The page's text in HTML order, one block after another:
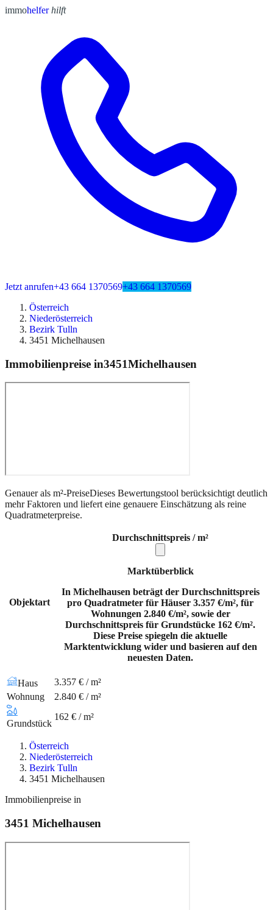
immohelfer hilft
Jetzt anrufen+43 664 1370569+43 664 1370569
Österreich
Niederösterreich
Bezirk Tulln
3451 Michelhausen
Immobilienpreise in3451Michelhausen
Genauer als m²-PreiseDieses Bewertungstool berücksichtigt deutlich
mehr Faktoren und liefert eine genauere Einschätzung als reine
Quadratmeterpreise.
Objektart
Durchschnittspreis / m²
Marktüberblick
In Michelhausen beträgt der Durchschnittspreis
pro Quadratmeter für Häuser 3.357 €/m², für
Wohnungen 2.840 €/m², sowie der
Durchschnittspreis für Grundstücke 162 €/m².
Diese Preise spiegeln die aktuelle
Marktentwicklung wider und basieren auf den
neuesten Daten.
Haus
3.357 € / m²
Wohnung
2.840 € / m²
Grundstück
162 € / m²
Österreich
Niederösterreich
Bezirk Tulln
3451 Michelhausen
Immobilienpreise in
3451 Michelhausen